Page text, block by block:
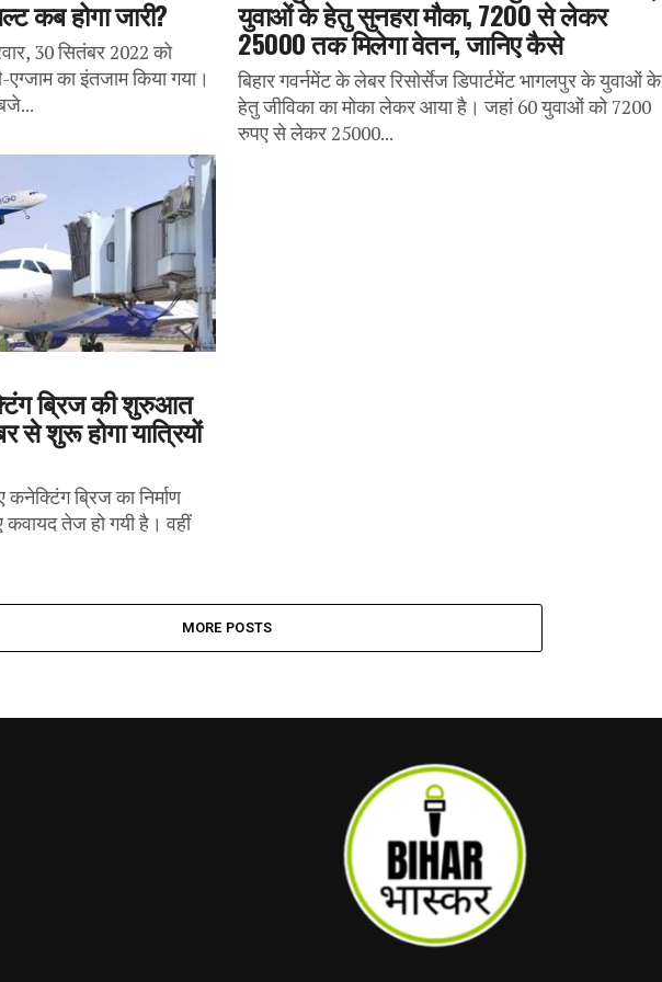
कब होगा जारी?
30 सितंबर 2022 को
का इंतजाम किया गया।
युवाओं के हेतु सुनहरा मौका, 7200 से लेकर
25000 तक मिलेगा वेतन, जानिए कैसे
बिहार गवर्नमेंट के लेबर रिसोर्सेज डिपार्टमेंट भागलपुर के युवाओं के
हेतु जीविका का मोका लेकर आया है। जहां 60 युवाओं को 7200
रुपए से लेकर 25000...
ब्रिज की शुरुआत
शुरू होगा यात्रियों
ब्रिज का निर्माण
तेज हो गयी है। वहीं
MORE POSTS